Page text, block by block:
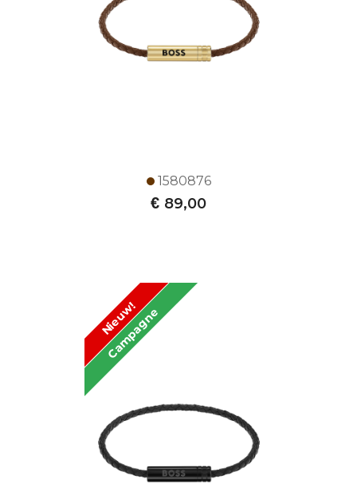
1580876
€ 89,00
Nieuw!
Campagne